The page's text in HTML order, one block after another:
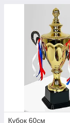
Кубок 60см